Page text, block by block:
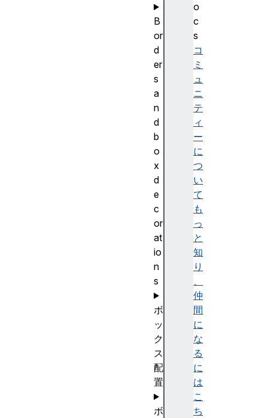
o
c
s
コ
ミ
ュ
ニ
テ
ィ
ー
に
つ
い
て
も
っ
と
知
り
、
仲
間
に
な
る
に
は
こ
ち
B
or
d
er
s
a
n
d
b
o
x
d
e
c
or
at
io
n
s
ボ
ッ
ク
ス
配
置
ボ